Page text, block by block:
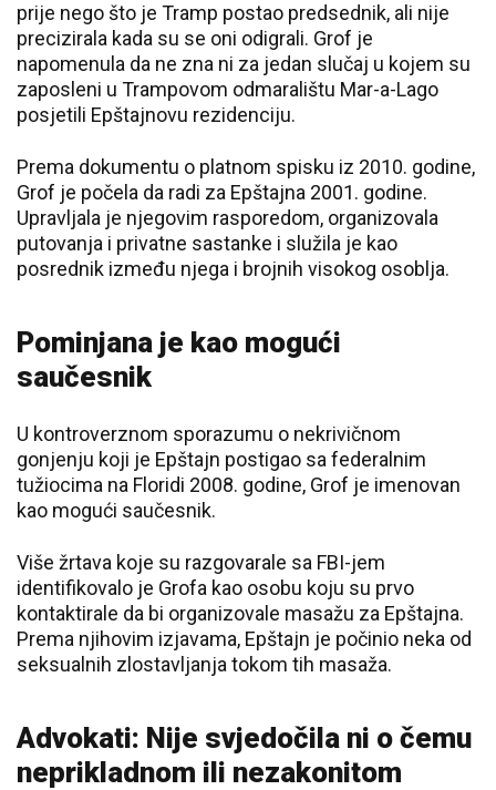
prije nego što je Tramp postao predsednik, ali nije
precizirala kada su se oni odigrali. Grof je
napomenula da ne zna ni za jedan slučaj u kojem su
zaposleni u Trampovom odmaralištu Mar-a-Lago
posjetili Epštajnovu rezidenciju.
Prema dokumentu o platnom spisku iz 2010. godine,
Grof je počela da radi za Epštajna 2001. godine.
Upravljala je njegovim rasporedom, organizovala
putovanja i privatne sastanke i služila je kao
posrednik između njega i brojnih visokog osoblja.
Pominjana je kao mogući
saučesnik
U kontroverznom sporazumu o nekrivičnom
gonjenju koji je Epštajn postigao sa federalnim
tužiocima na Floridi 2008. godine, Grof je imenovan
kao mogući saučesnik.
Više žrtava koje su razgovarale sa FBI-jem
identifikovalo je Grofa kao osobu koju su prvo
kontaktirale da bi organizovale masažu za Epštajna.
Prema njihovim izjavama, Epštajn je počinio neka od
seksualnih zlostavljanja tokom tih masaža.
Advokati: Nije svjedočila ni o čemu
neprikladnom ili nezakonitom